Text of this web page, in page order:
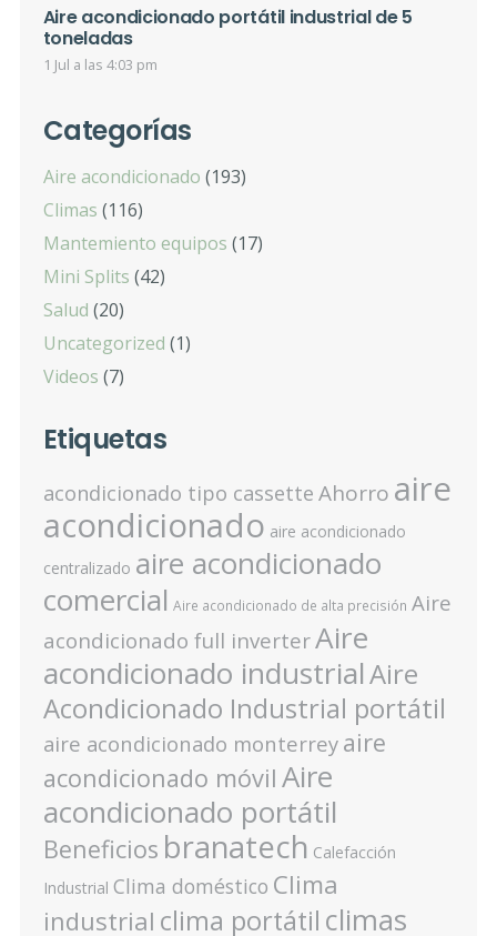
Aire acondicionado portátil industrial de 5
toneladas
1 Jul a las 4:03 pm
Categorías
Aire acondicionado (193)
Climas (116)
Mantemiento equipos (17)
Mini Splits (42)
Salud (20)
Uncategorized (1)
Videos (7)
Etiquetas
acondicionado tipo cassette Ahorro aire
acondicionado aire acondicionado
centralizado aire acondicionado
comercial Aire acondicionado de alta precisión Aire
acondicionado full inverterAire
acondicionado industrialAire
Acondicionado Industrial portátil
aire acondicionado monterrey aire
acondicionado móvil Aire
acondicionado portátil
Beneficios branatech Calefacción
Industrial Clima doméstico Clima
industrial clima portátil climas